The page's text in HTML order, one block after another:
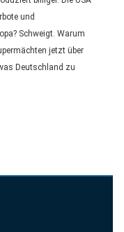
und
Schweigt. Warum
jetzt über
Deutschland zu